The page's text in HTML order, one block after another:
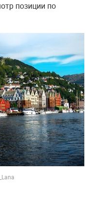
позиции по